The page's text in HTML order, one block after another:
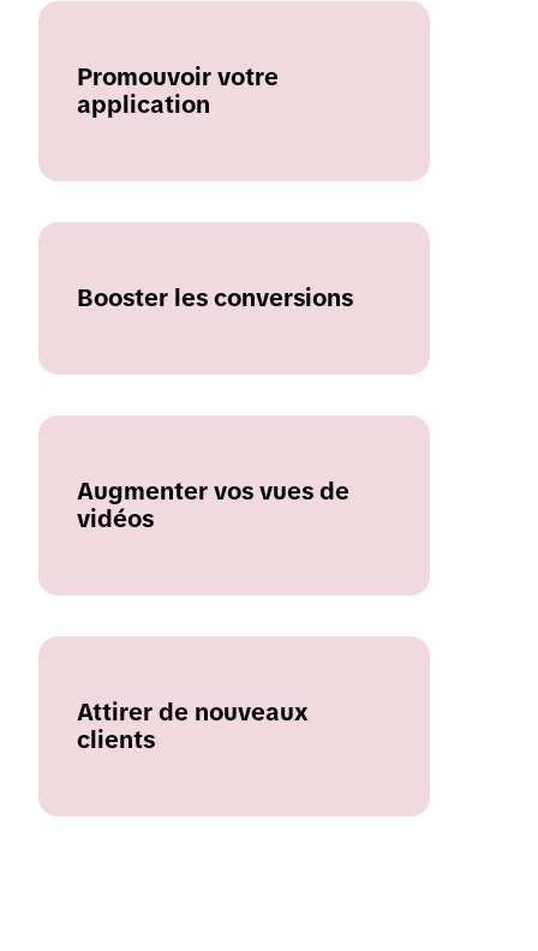
Promouvoir votre
application
Booster les conversions
Augmenter vos vues de
vidéos
Attirer de nouveaux
clients